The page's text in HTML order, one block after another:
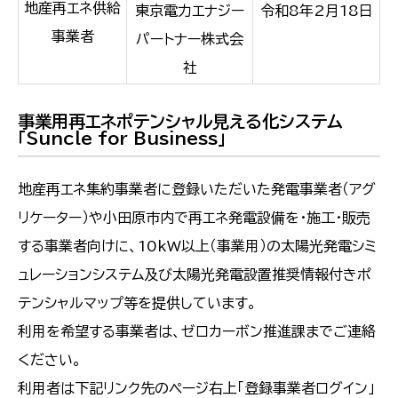
地産再エネ供給
事業者
東京電力エナジー
パートナー株式会
社
令和8年2月18日
事業用再エネポテンシャル見える化システム
「Suncle for Business」
地産再エネ集約事業者に登録いただいた発電事業者（アグ
リケーター）や小田原市内で再エネ発電設備を・施工・販売
する事業者向けに、10kW以上（事業用）の太陽光発電シミ
ュレーションシステム及び太陽光発電設置推奨情報付きポ
テンシャルマップ等を提供しています。
利用を希望する事業者は、ゼロカーボン推進課までご連絡
ください。
利用者は下記リンク先のページ右上「登録事業者ログイン」